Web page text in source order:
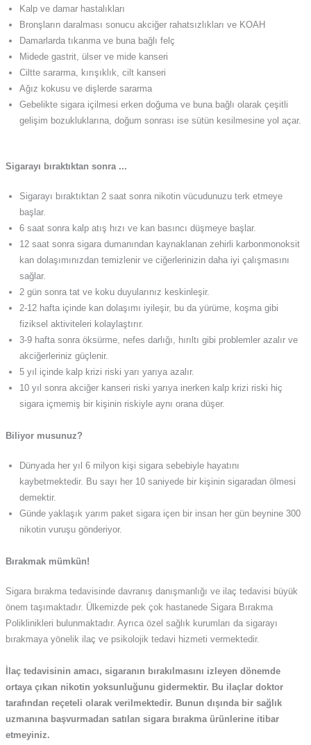
Kalp ve damar hastalıkları
Bronşların daralması sonucu akciğer rahatsızlıkları ve KOAH
Damarlarda tıkanma ve buna bağlı felç
Midede gastrit, ülser ve mide kanseri
Ciltte sararma, kırışıklık, cilt kanseri
Ağız kokusu ve dişlerde sararma
Gebelikte sigara içilmesi erken doğuma ve buna bağlı olarak çeşitli
gelişim bozukluklarına, doğum sonrası ise sütün kesilmesine yol açar.
Sigarayı bıraktıktan sonra ...
Sigarayı bıraktıktan 2 saat sonra nikotin vücudunuzu terk etmeye
başlar.
6 saat sonra kalp atış hızı ve kan basıncı düşmeye başlar.
12 saat sonra sigara dumanından kaynaklanan zehirli karbonmonoksit
kan dolaşımınızdan temizlenir ve ciğerlerinizin daha iyi çalışmasını
sağlar.
2 gün sonra tat ve koku duyularınız keskinleşir.
2-12 hafta içinde kan dolaşımı iyileşir, bu da yürüme, koşma gibi
fiziksel aktiviteleri kolaylaştırır.
3-9 hafta sonra öksürme, nefes darlığı, hırıltı gibi problemler azalır ve
akciğerleriniz güçlenir.
5 yıl içinde kalp krizi riski yarı yarıya azalır.
10 yıl sonra akciğer kanseri riski yarıya inerken kalp krizi riski hiç
sigara içmemiş bir kişinin riskiyle aynı orana düşer.
Biliyor musunuz?
Dünyada her yıl 6 milyon kişi sigara sebebiyle hayatını
kaybetmektedir. Bu sayı her 10 saniyede bir kişinin sigaradan ölmesi
demektir.
Günde yaklaşık yarım paket sigara içen bir insan her gün beynine 300
nikotin vuruşu gönderiyor.
Bırakmak mümkün!
Sigara bırakma tedavisinde davranış danışmanlığı ve ilaç tedavisi büyük
önem taşımaktadır. Ülkemizde pek çok hastanede Sigara Bırakma
Poliklinikleri bulunmaktadır. Ayrıca özel sağlık kurumları da sigarayı
bırakmaya yönelik ilaç ve psikolojik tedavi hizmeti vermektedir.
İlaç tedavisinin amacı, sigaranın bırakılmasını izleyen dönemde
ortaya çıkan nikotin yoksunluğunu gidermektir. Bu ilaçlar doktor
tarafından reçeteli olarak verilmektedir. Bunun dışında bir sağlık
uzmanına başvurmadan satılan sigara bırakma ürünlerine itibar
etmeyiniz.